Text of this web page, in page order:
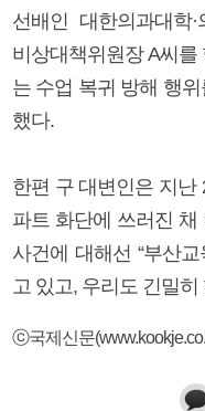
선배인 대한의과대학
비상대책위원장 A씨를
는 수업 복귀 방해 행
했다.
한편 구 대변인은 지난
파트 화단에 쓰러진 채
사건에 대해선 “부산
고 있고, 우리도 긴밀
ⓒ국제신문